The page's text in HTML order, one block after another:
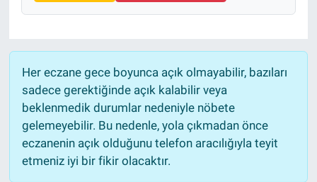
Her eczane gece boyunca açık olmayabilir, bazıları
sadece gerektiğinde açık kalabilir veya
beklenmedik durumlar nedeniyle nöbete
gelemeyebilir. Bu nedenle, yola çıkmadan önce
eczanenin açık olduğunu telefon aracılığıyla teyit
etmeniz iyi bir fikir olacaktır.